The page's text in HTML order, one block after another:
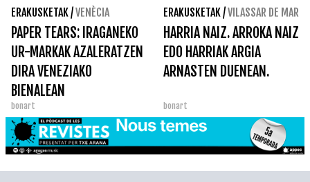
ERAKUSKETAK/VENÈCIA
PAPER TEARS: IRAGANEKO
UR-MARKAK AZALERATZEN
DIRA VENEZIAKO
BIENALEAN
bonart
ERAKUSKETAK/VILASSAR DE MAR
HARRIA NAIZ. ARROKA NAIZ
EDO HARRIAK ARGIA
ARNASTEN DUENEAN.
bonart